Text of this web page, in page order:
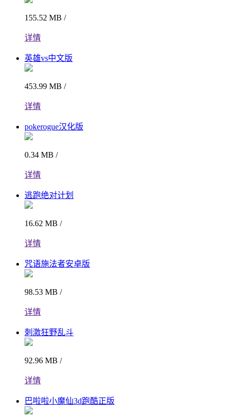
155.52 MB /
详情
英雄vs中文版
453.99 MB /
详情
pokerogue汉化版
0.34 MB /
详情
逃跑绝对计划
16.62 MB /
详情
咒语施法者安卓版
98.53 MB /
详情
刺激狂野乱斗
92.96 MB /
详情
巴啦啦小魔仙3d跑酷正版